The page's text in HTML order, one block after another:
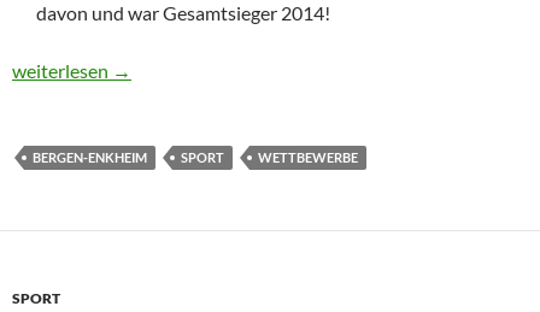
davon und war Gesamtsieger 2014!
Riedschüler feiern beim „Hessen Center Lauf“ Erfolge!
weiterlesen →
BERGEN-ENKHEIM SPORT WETTBEWERBE
SPORT